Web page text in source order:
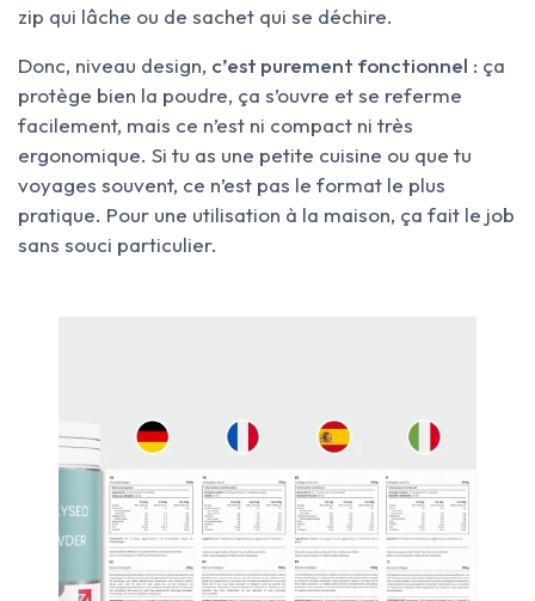
zip qui lâche ou de sachet qui se déchire.
Donc, niveau design, c’est purement fonctionnel : ça
protège bien la poudre, ça s’ouvre et se referme
facilement, mais ce n’est ni compact ni très
ergonomique. Si tu as une petite cuisine ou que tu
voyages souvent, ce n’est pas le format le plus
pratique. Pour une utilisation à la maison, ça fait le job
sans souci particulier.